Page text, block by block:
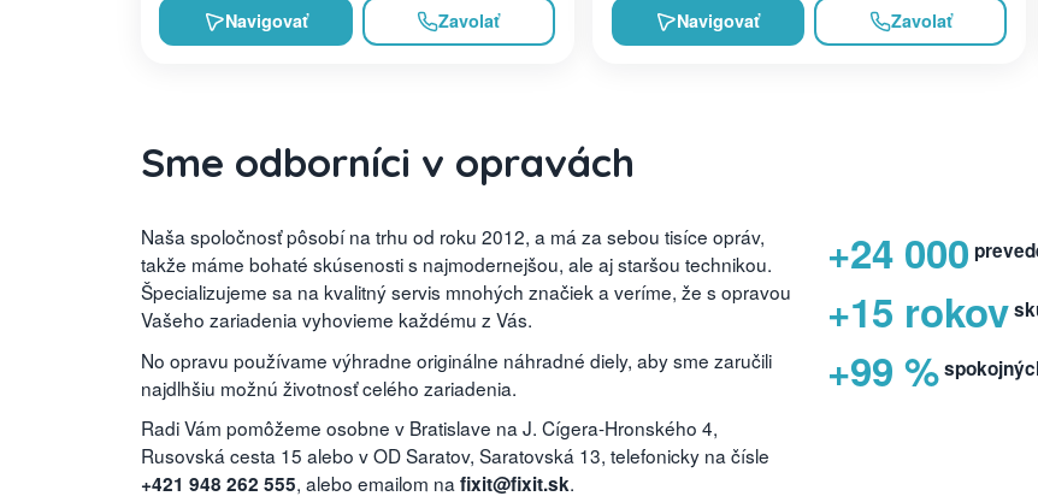
Navigovať Zavolať Navigovať Zavolať
Sme odborníci v opravách
Naša spoločnosť pôsobí na trhu od roku 2012, a má za sebou tisíce opráv,
takže máme bohaté skúsenosti s najmodernejšou, ale aj staršou technikou.
Špecializujeme sa na kvalitný servis mnohých značiek a veríme, že s opravou
Vašeho zariadenia vyhovieme každému z Vás.
No opravu používame výhradne originálne náhradné diely, aby sme zaručili
najdlhšiu možnú životnosť celého zariadenia.
Radi Vám pomôžeme osobne v Bratislave na J. Cígera-Hronského 4,
Rusovská cesta 15 alebo v OD Saratov, Saratovská 13, telefonicky na čísle
+421 948 262 555, alebo emailom na fixit@fixit.sk.
+24 000
+15 rokov
+99 %